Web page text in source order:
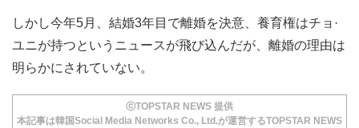
しかし今年5月、結婚3年目で離婚を決意、養育権はチョ·
ユニが持つというニュースが飛び込んだが、離婚の理由は
明らかにされていない。
ⓒTOPSTAR NEWS 提供
本記事は韓国Social Media Networks Co., Ltd.が運営するTOPSTAR NEWS